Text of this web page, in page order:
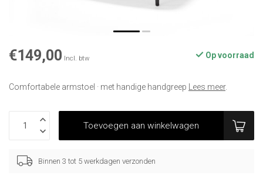
€149,00 Incl. btw Op voorraad
Comfortabele armstoel · met handige handgreep Lees meer.
Toevoegen aan winkelwagen
Binnen 3 tot 5 werkdagen verzonden